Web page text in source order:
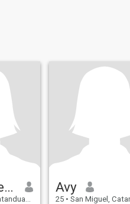
Mary Grace Tayamora
Filippinerne
Avy
25 • San Miguel, Catanduanes,